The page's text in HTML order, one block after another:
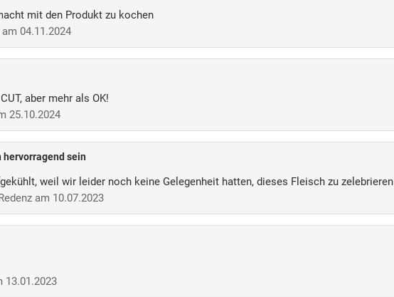
mit den Produkt zu kochen
04.11.2024
aber mehr als OK!
25.10.2024
sein
weil wir leider noch keine Gelegenheit hatten, dieses Fleisch zu zelebrieren
am 10.07.2023
13.01.2023